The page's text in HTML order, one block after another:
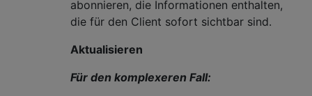
abonnieren, die Informationen enthalten,
die für den Client sofort sichtbar sind.
Aktualisieren
Für den komplexeren Fall: